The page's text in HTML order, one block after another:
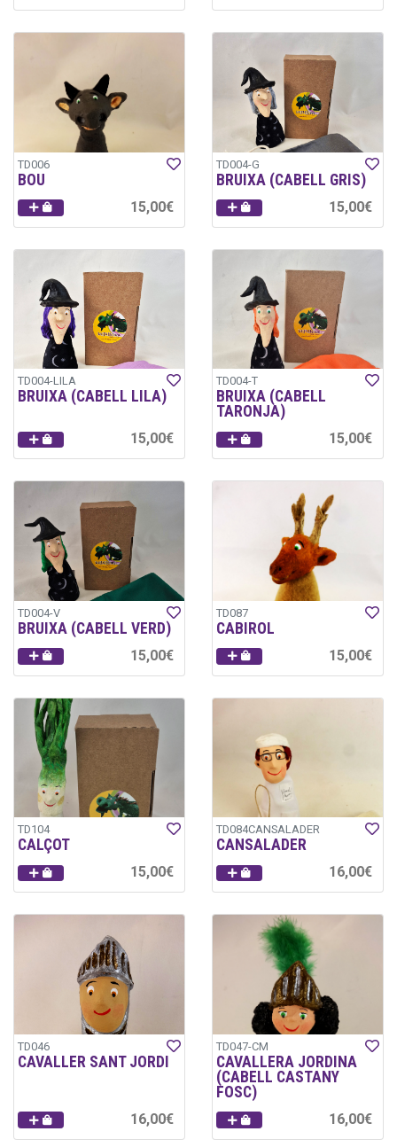
TD006
BOU
15,00€
TD004-G
BRUIXA (CABELL GRIS)
15,00€
TD004-LILA
BRUIXA (CABELL LILA)
15,00€
TD004-T
BRUIXA (CABELL
TARONJA)
15,00€
TD004-V
BRUIXA (CABELL VERD)
15,00€
TD087
CABIROL
15,00€
TD104
CALÇOT
15,00€
TD084CANSALADER
CANSALADER
16,00€
TD046
CAVALLER SANT JORDI
16,00€
TD047-CM
CAVALLERA JORDINA
(CABELL CASTANY
FOSC)
16,00€